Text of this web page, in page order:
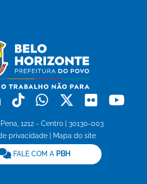
LinkedinTiktokWhatsapp
X Flickr
1212 - Centro | 30130-003
privacidade
Mapa do site
FALE COM A PBH